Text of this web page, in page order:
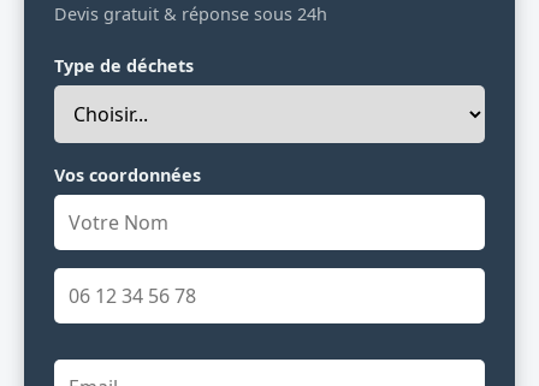
Devis gratuit & réponse sous 24h
Type de déchets
Vos coordonnées